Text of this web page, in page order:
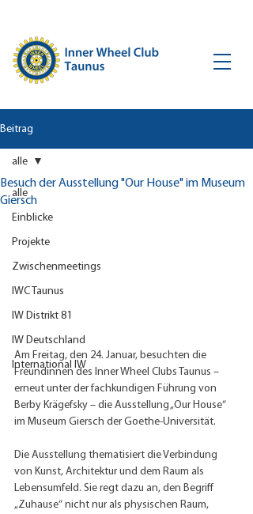
Beitrag
alle
Einblicke
Projekte
Zwischenmeetings
IWC Taunus
IW Distrikt 81
IW Deutschland
International IW
alle
Besuch der Ausstellung "Our House" im Museum
Giersch
Am Freitag, den 24. Januar, besuchten die
Freundinnen des Inner Wheel Clubs Taunus –
erneut unter der fachkundigen Führung von
Berby Krägefsky – die Ausstellung „Our House“
im Museum Giersch der Goethe-Universität.
Die Ausstellung thematisiert die Verbindung
von Kunst, Architektur und dem Raum als
Lebensumfeld. Sie regt dazu an, den Begriff
„Zuhause“ nicht nur als physischen Raum,